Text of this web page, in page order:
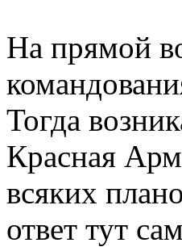
На прямой
Тогда
Красная
всяких
ответ тут